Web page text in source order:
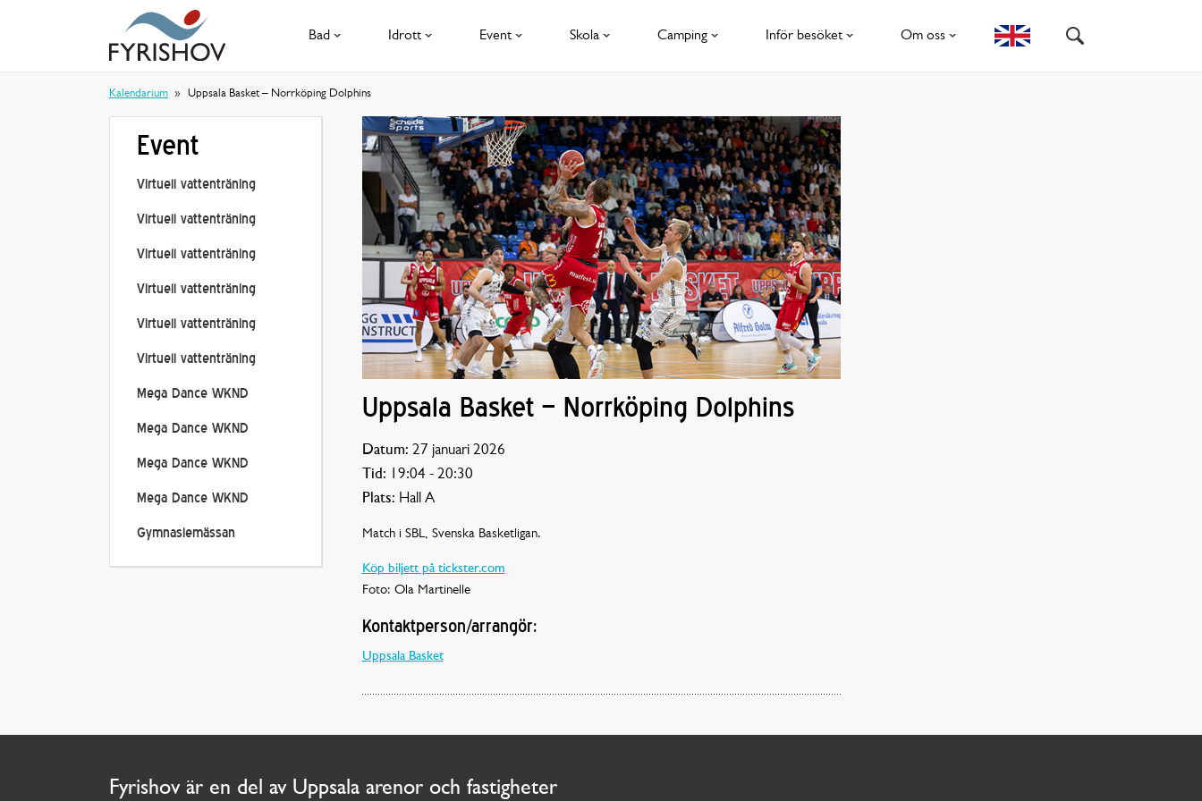
Bad Idrott Event Skola Camping Inför besöket Om oss
Kalendarium Uppsala Basket – Norrköping Dolphins
Event
Virtuell vattenträning
Virtuell vattenträning
Virtuell vattenträning
Virtuell vattenträning
Virtuell vattenträning
Virtuell vattenträning
Mega Dance WKND
Mega Dance WKND
Mega Dance WKND
Mega Dance WKND
Gymnasiemässan
Uppsala Basket – Norrköping Dolphins
Datum: 27 januari 2026
Tid: 19:04 - 20:30
Plats: Hall A
Match i SBL, Svenska Basketligan.
Köp biljett på tickster.com
Foto: Ola Martinelle
Kontaktperson/arrangör:
Uppsala Basket
Fyrishov är en del av Uppsala arenor och fastigheter